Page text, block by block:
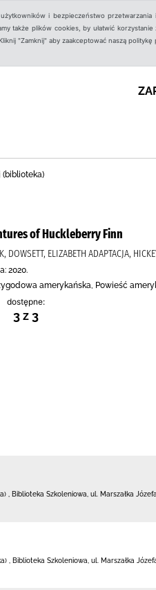
i bezpieczeństwo
także plików cookies, by ułatwić
"Zamknij" aby zaakceptować naszą politykę
(biblioteka)
of Huckleberry Finn
DOWSETT, ELIZABETH ADAPTACJA,
2020.
amerykańska, Powieść
dostępne:
3 z 3
Biblioteka Szkoleniowa, ul. Marszałka
Biblioteka Szkoleniowa, ul. Marszałka